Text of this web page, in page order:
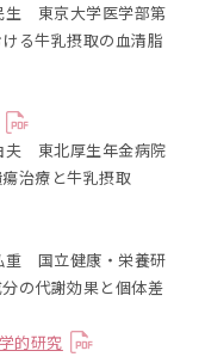
生 東京大学医学部第
る牛乳摂取の血清脂
夫 東北厚生年金病院
治療と牛乳摂取
重 国立健康・栄養研
の代謝効果と個体差
的研究